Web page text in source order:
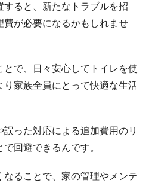
すると、新たなトラブルを招
費が必要になるかもしれませ
とで、日々安心してトイレを使
り家族全員にとって快適な生活
った対応による追加費用のリ
回避できるんです。
なることで、家の管理やメンテ